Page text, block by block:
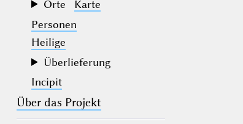
Orte
Karte
Personen
Heilige
Überlieferung
Incipit
Über das Projekt